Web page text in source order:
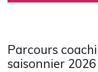
Parcours
saisonnier 2026